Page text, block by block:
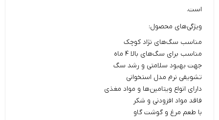
است.
ویژگی‌های محصول:
مناسب سگ‌های نژاد کوچک
مناسب برای سگ‌های بالا ۴ ماه
جهت بهبود سلامتی و رشد سگ
تشویقی نرم مدل استخوانی
دارای انواع ویتامین‌ها و مواد مغذی
فاقد مواد افزودنی و شکر
با طعم مرغ و گوشت گاو